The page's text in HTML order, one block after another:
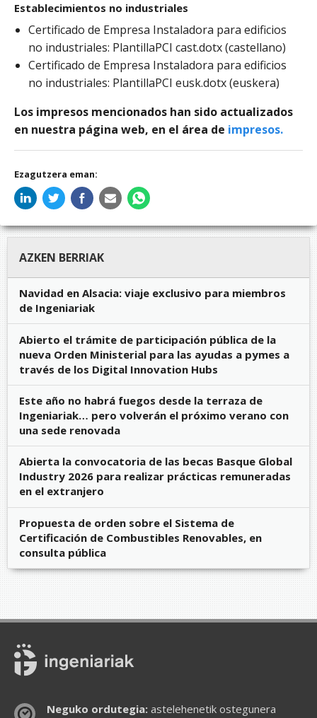
Establecimientos no industriales
Certificado de Empresa Instaladora para edificios
no industriales: PlantillaPCI cast.dotx (castellano)
Certificado de Empresa Instaladora para edificios
no industriales: PlantillaPCI eusk.dotx (euskera)
Los impresos mencionados han sido actualizados
en nuestra página web, en el área de impresos.
Ezagutzera eman:
AZKEN BERRIAK
Navidad en Alsacia: viaje exclusivo para miembros
de Ingeniariak
Abierto el trámite de participación pública de la
nueva Orden Ministerial para las ayudas a pymes a
través de los Digital Innovation Hubs
Este año no habrá fuegos desde la terraza de
Ingeniariak… pero volverán el próximo verano con
una sede renovada
Abierta la convocatoria de las becas Basque Global
Industry 2026 para realizar prácticas remuneradas
en el extranjero
Propuesta de orden sobre el Sistema de
Certificación de Combustibles Renovables, en
consulta pública
Neguko ordutegia:astelehenetik ostegunera